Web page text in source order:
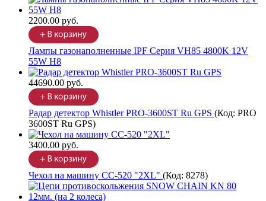
2200.00 руб.
Лампы газонаполненные IPF Серия VH85 4800K 12V
55W H8
44690.00 руб.
Радар детектор Whistler PRO-3600ST Ru GPS (Код: PRO
3600ST Ru GPS)
3400.00 руб.
Чехол на машину CC-520 "2XL" (Код: 8278)